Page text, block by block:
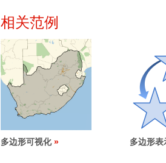
相关范例
多边形可视化 多边形表